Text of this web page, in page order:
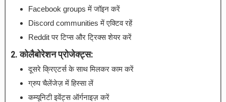
Facebook groups में जॉइन करें
Discord communities में एक्टिव रहें
Reddit पर टिप्स और ट्रिक्स शेयर करें
2. कोलैबोरेशन प्रोजेक्ट्स:
दूसरे क्रिएटर्स के साथ मिलकर काम करें
ग्रुप चैलेंजेज़ में हिस्सा लें
कम्यूनिटी इवेंट्स ऑर्गनाइज़ करें